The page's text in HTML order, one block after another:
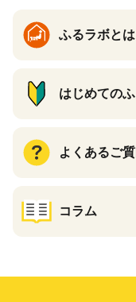
ギフト ふるさと納税 ）
ふるラボとは
はじめての
よくあるご
コラム